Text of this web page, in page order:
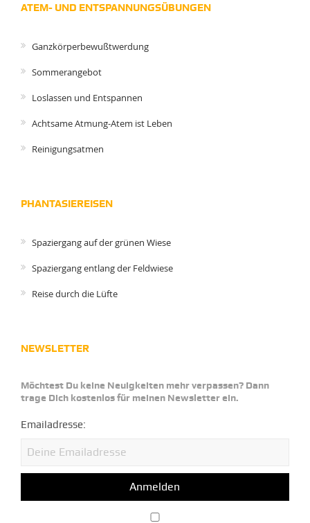
ATEM- UND ENTSPANNUNGSÜBUNGEN
Ganzkörperbewußtwerdung
Sommerangebot
Loslassen und Entspannen
Achtsame Atmung-Atem ist Leben
Reinigungsatmen
PHANTASIEREISEN
Spaziergang auf der grünen Wiese
Spaziergang entlang der Feldwiese
Reise durch die Lüfte
NEWSLETTER
Möchtest Du keine Neuigkeiten mehr verpassen? Dann
trage Dich kostenlos für meinen Newsletter ein.
Emailadresse: